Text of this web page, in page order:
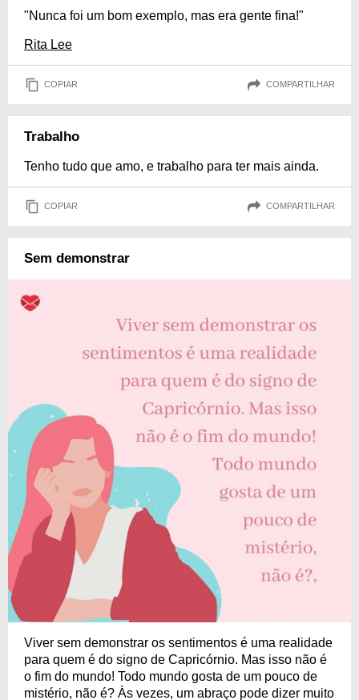
"Nunca foi um bom exemplo, mas era gente fina!"
Rita Lee
COPIAR COMPARTILHAR
Trabalho
Tenho tudo que amo, e trabalho para ter mais ainda.
COPIAR COMPARTILHAR
Sem demonstrar
Viver sem demonstrar os sentimentos é uma realidade
para quem é do signo de Capricórnio. Mas isso não é
o fim do mundo! Todo mundo gosta de um pouco de
mistério, não é? Às vezes, um abraço pode dizer muito